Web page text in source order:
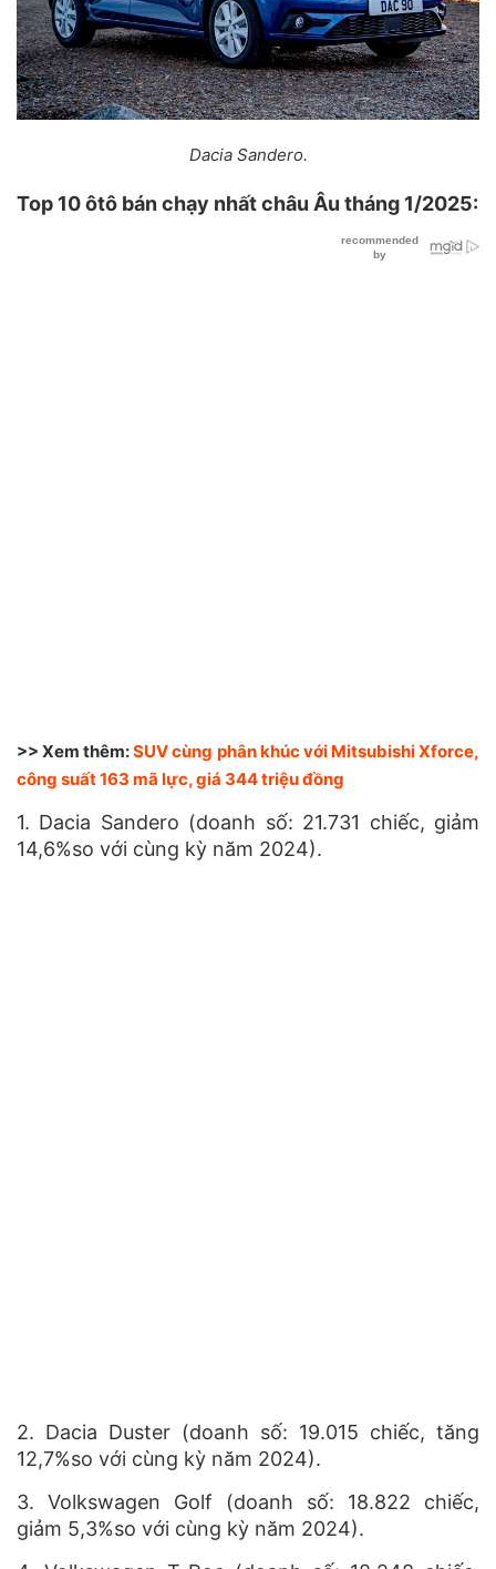
Dacia Sandero.
Top 10 ôtô bán chạy nhấtchâu Âu tháng 1/2025:
>> Xem thêm:SUV cùng phân khúc với Mitsubishi Xforce,
công suất 163 mã lực, giá 344 triệu đồng
1. Dacia Sandero (doanh số: 21.731 chiếc, giảm
14,6%so với cùng kỳ năm 2024).
2. Dacia Duster (doanh số: 19.015 chiếc, tăng
12,7%so với cùng kỳ năm 2024).
3. Volkswagen Golf (doanh số: 18.822 chiếc,
giảm 5,3%so với cùng kỳ năm 2024).